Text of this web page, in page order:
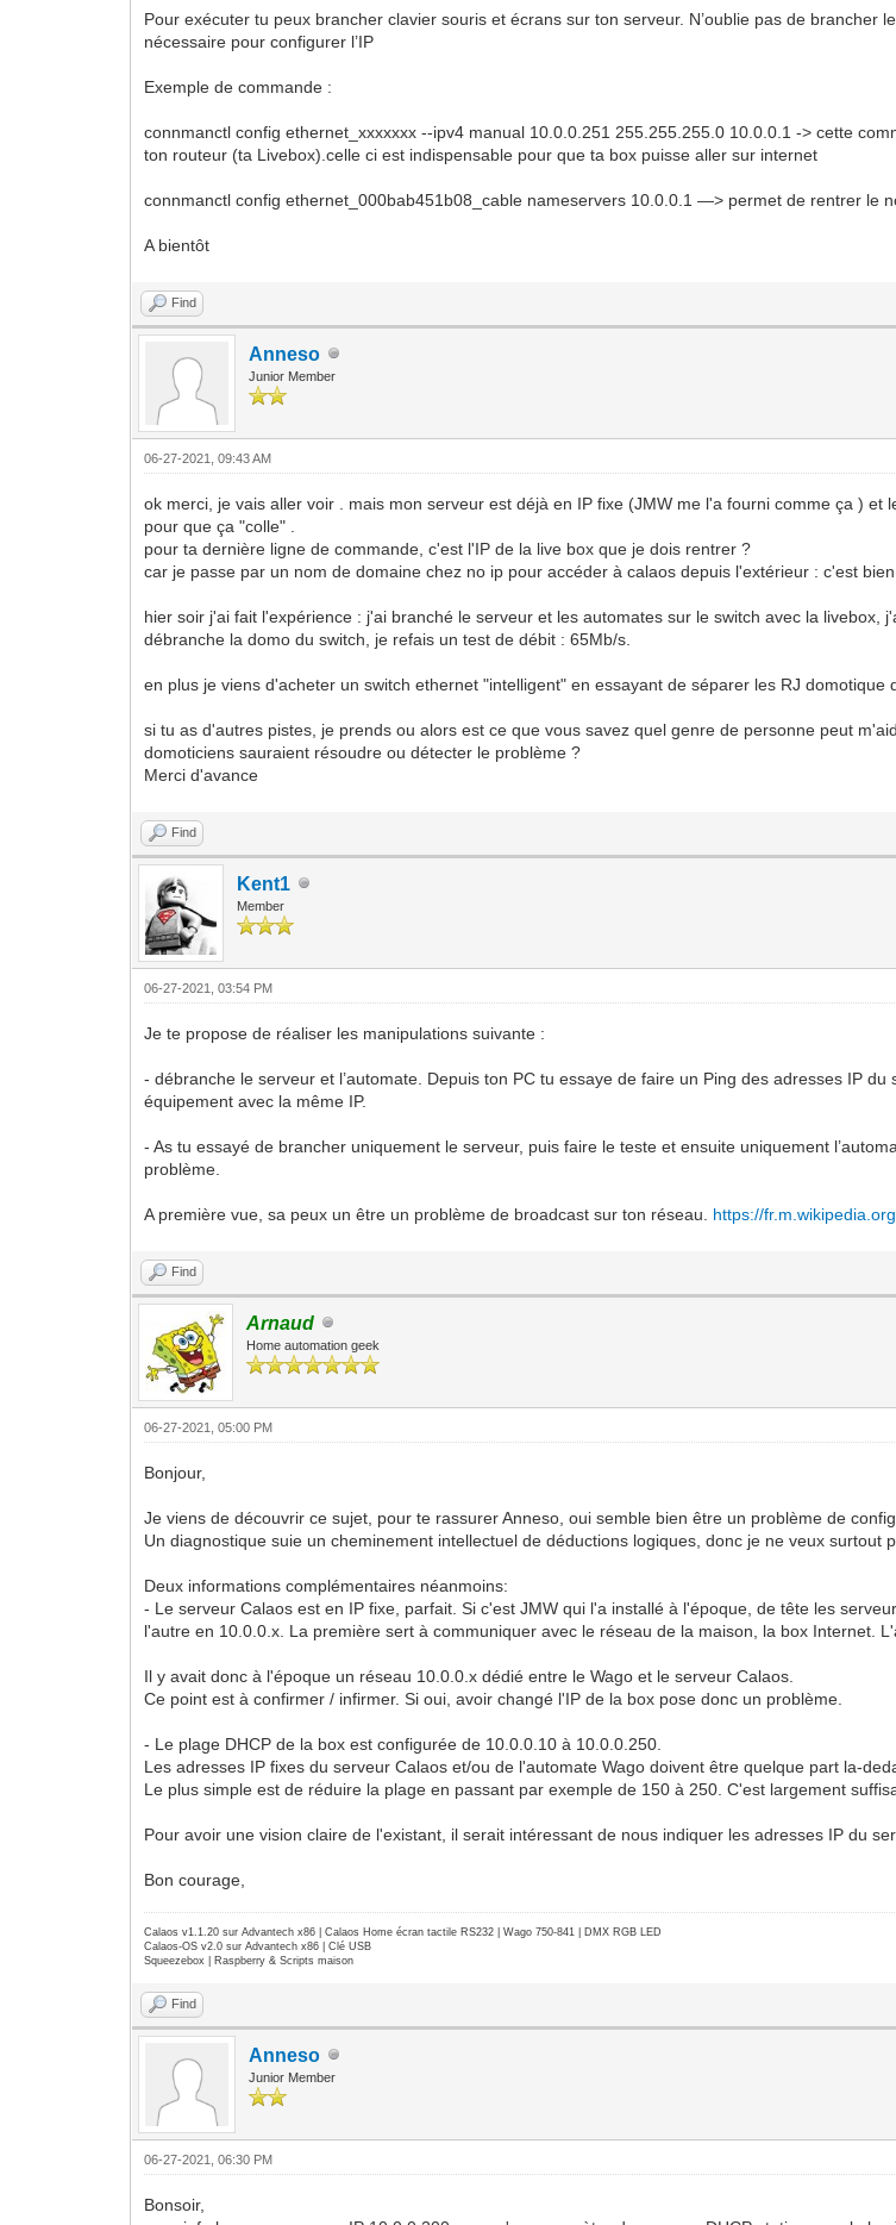
Pour exécuter tu peux brancher clavier souris et écrans sur ton serveur. N’oublie pas de brancher
nécessaire pour configurer l’IP
Exemple de commande :
connmanctl config ethernet_xxxxxxx --ipv4 manual 10.0.0.251 255.255.255.0 10.0.0.1 -> cette
ton routeur (ta Livebox).celle ci est indispensable pour que ta box puisse aller sur internet
connmanctl config ethernet_000bab451b08_cable nameservers 10.0.0.1 —> permet de rentrer le
A bientôt
Find
Anneso
Junior Member
06-27-2021, 09:43 AM
ok merci, je vais aller voir . mais mon serveur est déjà en IP fixe (JMW me l'a fourni comme ça )
pour que ça "colle" .
pour ta dernière ligne de commande, c'est l'IP de la live box que je dois rentrer ?
car je passe par un nom de domaine chez no ip pour accéder à calaos depuis l'extérieur : c'est
hier soir j'ai fait l'expérience : j'ai branché le serveur et les automates sur le switch avec la
débranche la domo du switch, je refais un test de débit : 65Mb/s.
en plus je viens d'acheter un switch ethernet "intelligent" en essayant de séparer les RJ domotique
si tu as d'autres pistes, je prends ou alors est ce que vous savez quel genre de personne peut
domoticiens sauraient résoudre ou détecter le problème ?
Merci d'avance
Find
Kent1
Member
06-27-2021, 03:54 PM
Je te propose de réaliser les manipulations suivante :
- débranche le serveur et l’automate. Depuis ton PC tu essaye de faire un Ping des adresses IP du
équipement avec la même IP.
- As tu essayé de brancher uniquement le serveur, puis faire le teste et ensuite uniquement
problème.
A première vue, sa peux un être un problème de broadcast sur ton réseau. https://
Find
Arnaud
Home automation geek
06-27-2021, 05:00 PM
Bonjour,
Je viens de découvrir ce sujet, pour te rassurer Anneso, oui semble bien être un problème de
Un diagnostique suie un cheminement intellectuel de déductions logiques, donc je ne veux surtout
Deux informations complémentaires néanmoins:
- Le serveur Calaos est en IP fixe, parfait. Si c'est JMW qui l'a installé à l'époque, de tête les
l'autre en 10.0.0.x. La première sert à communiquer avec le réseau de la maison, la box Internet.
Il y avait donc à l'époque un réseau 10.0.0.x dédié entre le Wago et le serveur Calaos.
Ce point est à confirmer / infirmer. Si oui, avoir changé l'IP de la box pose donc un problème.
- Le plage DHCP de la box est configurée de 10.0.0.10 à 10.0.0.250.
Les adresses IP fixes du serveur Calaos et/ou de l'automate Wago doivent être quelque part la-
Le plus simple est de réduire la plage en passant par exemple de 150 à 250. C'est largement
Pour avoir une vision claire de l'existant, il serait intéressant de nous indiquer les adresses IP du
Bon courage,
Calaos v1.1.20 sur Advantech x86 | Calaos Home écran tactile RS232 | Wago 750-841 | DMX RGB LED
Calaos-OS v2.0 sur Advantech x86 | Clé USB
Squeezebox | Raspberry & Scripts maison
Find
Anneso
Junior Member
06-27-2021, 06:30 PM
Bonsoir,